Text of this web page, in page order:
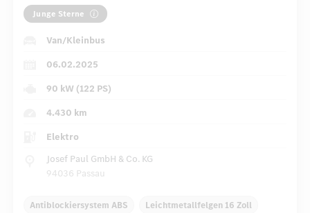
Junge Sterne
Van/Kleinbus
06.02.2025
90 kW (122 PS)
4.430 km
Elektro
Josef Paul GmbH & Co. KG
94036 Passau
Antiblockiersystem ABS Leichtmetallfelgen 16 Zoll